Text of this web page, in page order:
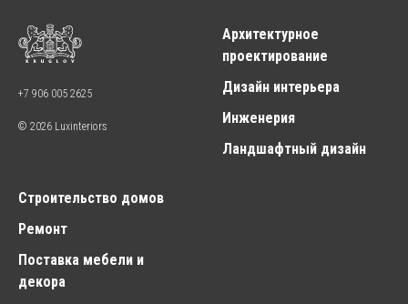
+7 906 005 2625
© 2026 Luxinteriors
Архитектурное
проектирование
Дизайн интерьера
Инженерия
Ландшафтный дизайн
Строительство домов
Ремонт
Поставка мебели и
декора